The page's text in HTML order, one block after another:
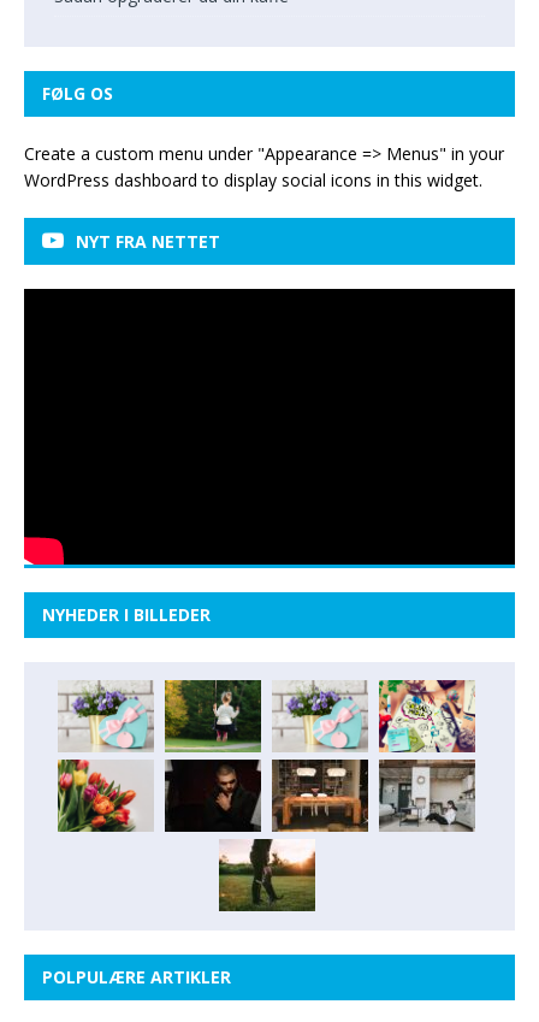
FØLG OS
Create a custom menu under "Appearance => Menus" in your
WordPress dashboard to display social icons in this widget.
NYT FRA NETTET
NYHEDER I BILLEDER
POLPULÆRE ARTIKLER